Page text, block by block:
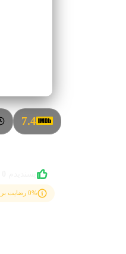
7.4
0% رضایت بر اساس (0) رای کاربران